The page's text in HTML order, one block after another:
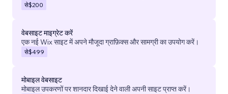
से$200
वेबसाइट माइग्रेट करें
एक नई Wix साइट में अपने मौजूदा ग्राफ़िक्स और सामग्री का उपयोग करें।
से$499
मोबाइल वेबसाइट
मोबाइल उपकरणों पर शानदार दिखाई देने वाली अपनी साइट प्राप्त करें।